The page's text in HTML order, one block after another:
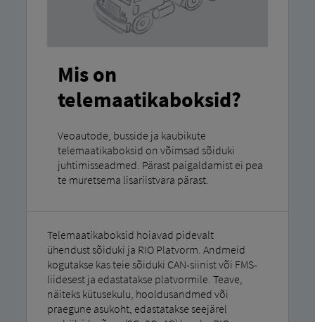
Mis on
telemaatikaboksid?
Veoautode, busside ja kaubikute
telemaatikaboksid on võimsad sõiduki
juhtimisseadmed. Pärast paigaldamist ei pea
te muretsema lisariistvara pärast.
Telemaatikaboksid hoiavad pidevalt
ühendust sõiduki ja RIO Platvorm. Andmeid
kogutakse kas teie sõiduki CAN-siinist või FMS-
liidesest ja edastatakse platvormile. Teave,
näiteks kütusekulu, hooldusandmed või
praegune asukoht, edastatakse seejärel